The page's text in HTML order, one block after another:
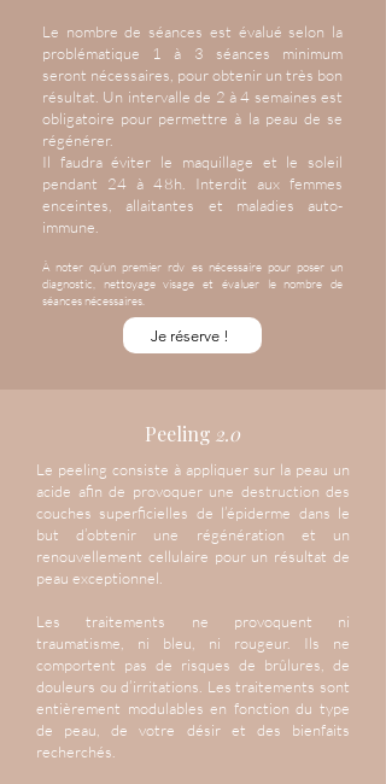
Le nombre de séances est évalué selon la
problématique 1 à 3 séances minimum
seront nécessaires, pour obtenir un très bon
résultat. Un intervalle de 2 à 4 semaines est
obligatoire pour permettre à la peau de se
régénérer.
Il faudra éviter le maquillage et le soleil
pendant 24 à 48h. Interdit aux femmes
enceintes, allaitantes et maladies auto-
immune.
À noter qu’un premier rdv es nécessaire pour poser un
diagnostic, nettoyage visage et évaluer le nombre de
séances nécessaires.
Je réserve !
Peeling 2.0
Le peeling consiste à appliquer sur la peau un
acide afin de provoquer une destruction des
couches superficielles de l’épiderme dans le
but d’obtenir une régénération et un
renouvellement cellulaire pour un résultat de
peau exceptionnel.
Les traitements ne provoquent ni
traumatisme, ni bleu, ni rougeur. Ils ne
comportent pas de risques de brûlures, de
douleurs ou d’irritations. Les traitements sont
entièrement modulables en fonction du type
de peau, de votre désir et des bienfaits
recherchés.